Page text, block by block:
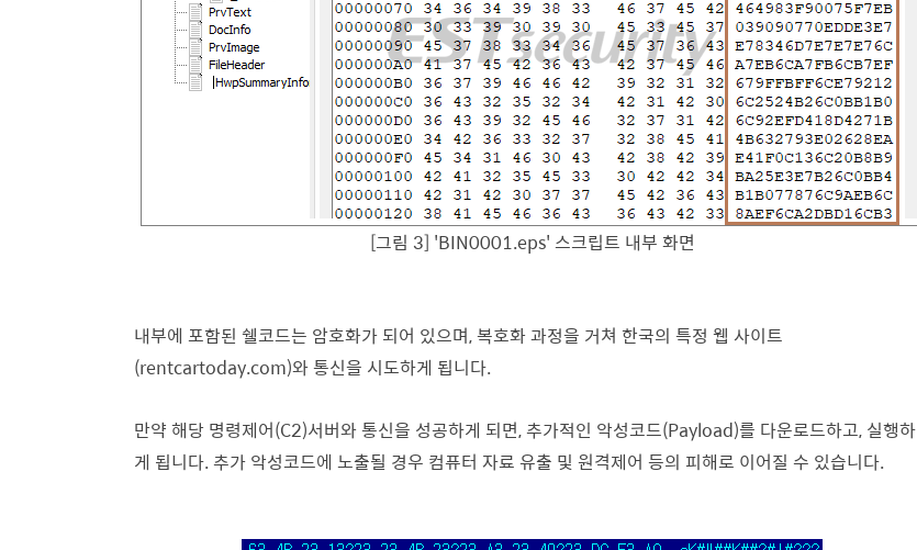
[그림 3] 'BIN0001.eps' 스크립트 내부 화면
내부에 포함된 쉘코드는 암호화가 되어 있으며, 복호화 과정을 거쳐 한국의 특정 웹 사이트
(rentcartoday.com)와 통신을 시도하게 됩니다.
만약 해당 명령제어(C2)서버와 통신을 성공하게 되면, 추가적인 악성코드(Payload)를 다운로드하고, 실행하
게 됩니다. 추가 악성코드에 노출될 경우 컴퓨터 자료 유출 및 원격제어 등의 피해로 이어질 수 있습니다.